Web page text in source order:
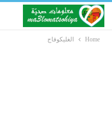
Home الغليكوفاج